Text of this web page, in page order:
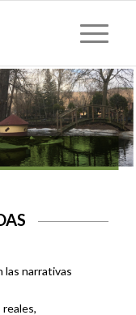
narrativas